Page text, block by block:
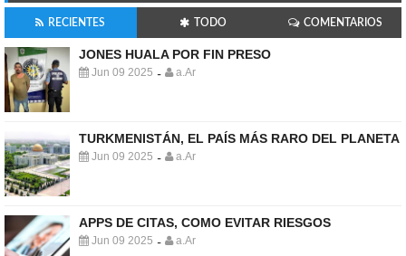
RECIENTES TODO COMENTARIOS
JONES HUALA POR FIN PRESO
Jun 09 2025 - a.Ar
TURKMENISTÁN, EL PAÍS MÁS RARO DEL PLANETA
Jun 09 2025 - a.Ar
APPS DE CITAS, COMO EVITAR RIESGOS
Jun 09 2025 - a.Ar